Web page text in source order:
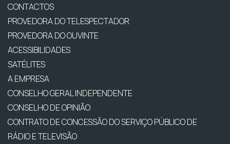
CONTACTOS
PROVEDORA DO TELESPECTADOR
PROVEDORA DO OUVINTE
ACESSIBILIDADES
SATÉLITES
A EMPRESA
CONSELHO GERAL INDEPENDENTE
CONSELHO DE OPINIÃO
CONTRATO DE CONCESSÃO DO SERVIÇO PÚBLICO DE
RÁDIO E TELEVISÃO